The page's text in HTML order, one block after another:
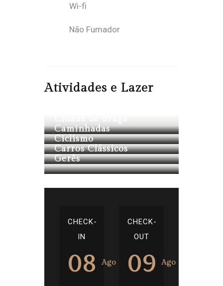
Wi-fi
Não Fumador
Atividades e Lazer
Caminhadas
Ciclismo
Carros Clássicos
Gerês
CHECK-
IN
08 Ago
CHECK-
OUT
09 Ago